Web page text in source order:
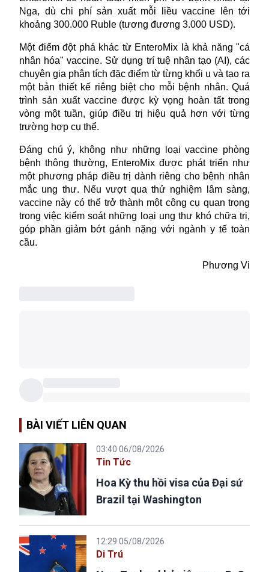
Nga, dù chi phí sản xuất mỗi liều vaccine lên tới
khoảng 300.000 Ruble (tương đương 3.000 USD).
Một điểm đột phá khác từ EnteroMix là khả năng "cá
nhân hóa" vaccine. Sử dụng trí tuệ nhân tạo (AI), các
chuyên gia phân tích đặc điểm từ từng khối u và tạo ra
một bản thiết kế riêng biệt cho mỗi bệnh nhân. Quá
trình sản xuất vaccine được kỳ vọng hoàn tất trong
vòng một tuần, giúp điều trị hiệu quả hơn với từng
trường hợp cụ thể.
Đáng chú ý, không như những loại vaccine phòng
bệnh thông thường, EnteroMix được phát triển như
một phương pháp điều trị dành riêng cho bệnh nhân
mắc ung thư. Nếu vượt qua thử nghiệm lâm sàng,
vaccine này có thể trở thành một công cụ quan trọng
trong việc kiểm soát những loại ung thư khó chữa trị,
góp phần giảm bớt gánh nặng với ngành y tế toàn
cầu.
Phương Vi
BÀI VIẾT LIÊN QUAN
03:40 06/08/2026
Tin Tức
Hoa Kỳ thu hồi visa của Đại sứ
Brazil tại Washington
12:29 05/08/2026
Di Trú